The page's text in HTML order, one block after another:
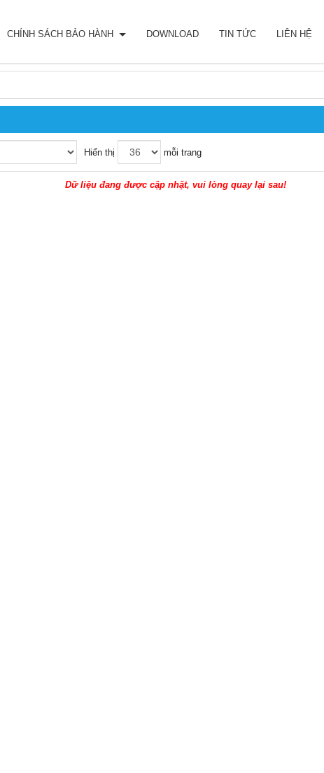
CHÍNH SÁCH BẢO HÀNH DOWNLOAD TIN TỨC LIÊN HỆ
Hiển thị mỗi trang
Dữ liệu đang được cập nhật, vui lòng quay lại sau!